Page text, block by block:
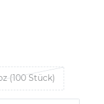
(100 Stück)